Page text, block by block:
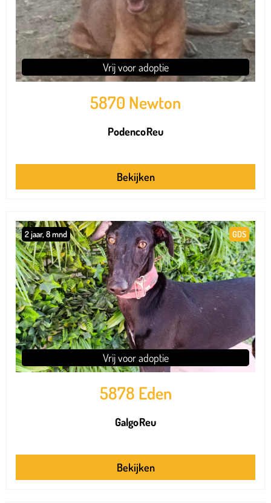
Vrij voor adoptie
5870 Newton
PodencoReu
Bekijken
GDS
2 jaar, 8 mnd
Vrij voor adoptie
5878 Eden
GalgoReu
Bekijken